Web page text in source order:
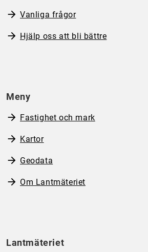
Vanliga frågor
Hjälp oss att bli bättre
Meny
Fastighet och mark
Kartor
Geodata
Om Lantmäteriet
Lantmäteriet